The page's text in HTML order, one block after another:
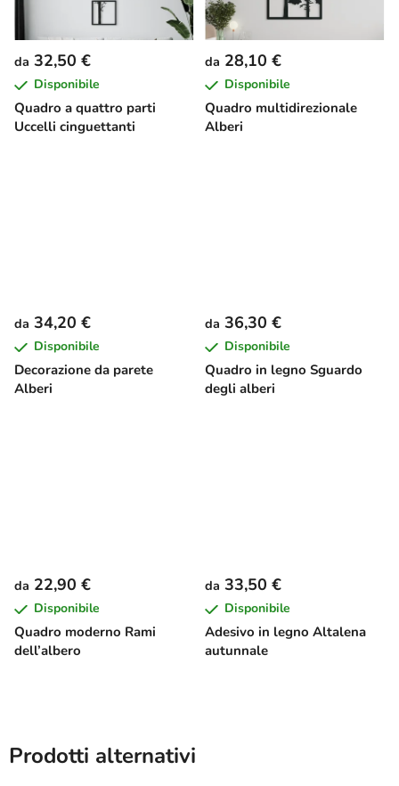
Quadro a quattro parti
Uccelli cinguettanti
da 32,50 €
Disponibile
Quadro multidirezionale
Alberi
da 28,10 €
Disponibile
Decorazione da parete
Alberi
da 34,20 €
Disponibile
Quadro in legno Sguardo
degli alberi
da 36,30 €
Disponibile
Quadro moderno Rami
dell’albero
da 22,90 €
Disponibile
Adesivo in legno Altalena
autunnale
da 33,50 €
Disponibile
Prodotti alternativi